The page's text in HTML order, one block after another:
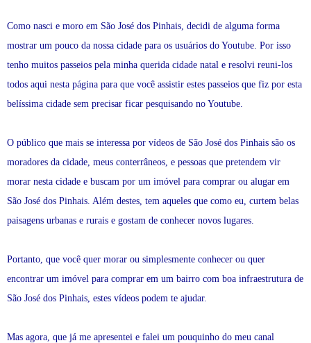
Como nasci e moro em São José dos Pinhais, decidi de alguma forma
mostrar um pouco da nossa cidade para os usuários do Youtube. Por isso
tenho muitos passeios pela minha querida cidade natal e resolvi reuni-los
todos aqui nesta página para que você assistir estes passeios que fiz por esta
belíssima cidade sem precisar ficar pesquisando no Youtube.
O público que mais se interessa por vídeos de São José dos Pinhais são os
moradores da cidade, meus conterrâneos, e pessoas que pretendem vir
morar nesta cidade e buscam por um imóvel para comprar ou alugar em
São José dos Pinhais. Além destes, tem aqueles que como eu, curtem belas
paisagens urbanas e rurais e gostam de conhecer novos lugares.
Portanto, que você quer morar ou simplesmente conhecer ou quer
encontrar um imóvel para comprar em um bairro com boa infraestrutura de
São José dos Pinhais, estes vídeos podem te ajudar.
Mas agora, que já me apresentei e falei um pouquinho do meu canal